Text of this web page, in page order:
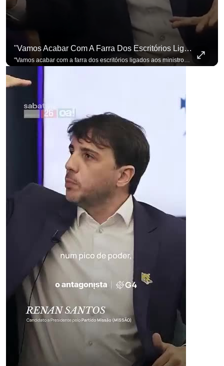
"Vamos Acabar Com A Farra Dos Escritórios Ligados Aos Ministros Do STF"
"Vamos acabar com a farra dos escritórios ligados aos ministros do STF". Essa foi a resposta de Renan Santos ao ser questionado sobre o Judiciário. Se você busca informação com credibilidade, inscreva-se agora e ative o